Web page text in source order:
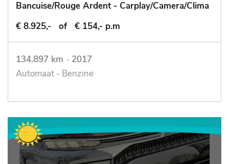
Bancuise/Rouge Ardent - Carplay/Camera/Clima
€ 8.925,-
of € 154,- p.m
134.897 km - 2017
Automaat - Benzine